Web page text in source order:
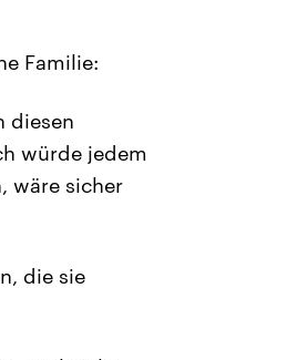
Familie:
diesen
würde jedem
wäre sicher
die sie